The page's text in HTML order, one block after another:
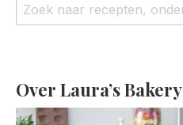
Over Laura’s Bakery